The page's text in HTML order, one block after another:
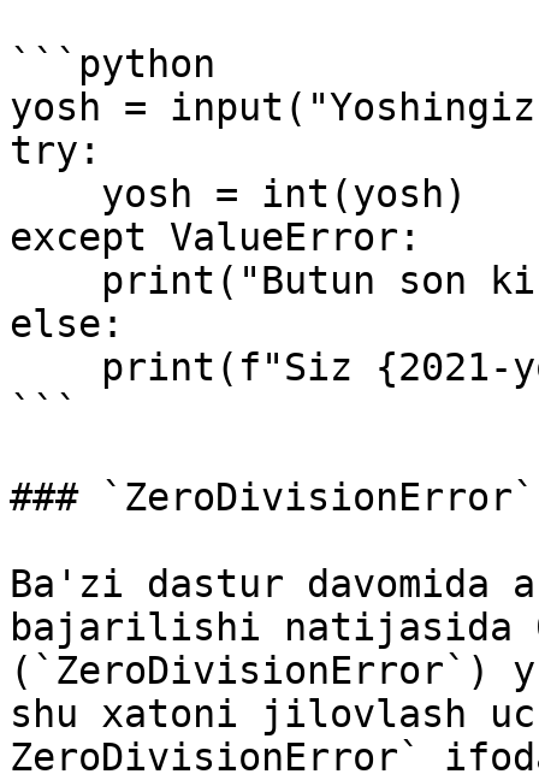
```python
yosh =
try:
except ValueError:
else:
```
### `ZeroDivisionError`
Ba'zi dastur davomida
bajarilishi natijasida
(`ZeroDivisionError`)
shu xatoni jilovlash
ZeroDivisionError`